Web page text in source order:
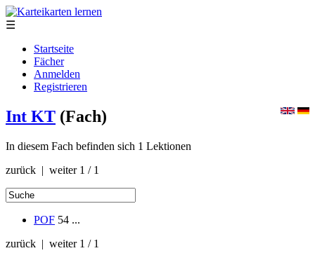
☰
Startseite
Fächer
Anmelden
Registrieren
Int KT (Fach)
In diesem Fach befinden sich 1 Lektionen
zurück | weiter 1 / 1
POF 54 ...
zurück | weiter 1 / 1